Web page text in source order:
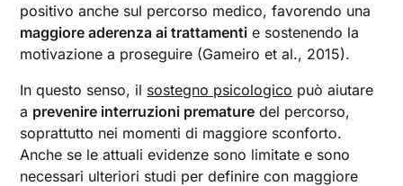
positivo anche sul percorso medico, favorendo una
maggiore aderenza ai trattamenti e sostenendo la
motivazione a proseguire (Gameiro et al., 2015).
In questo senso, il sostegno psicologico può aiutare
a prevenire interruzioni premature del percorso,
soprattutto nei momenti di maggiore sconforto.
Anche se le attuali evidenze sono limitate e sono
necessari ulteriori studi per definire con maggiore